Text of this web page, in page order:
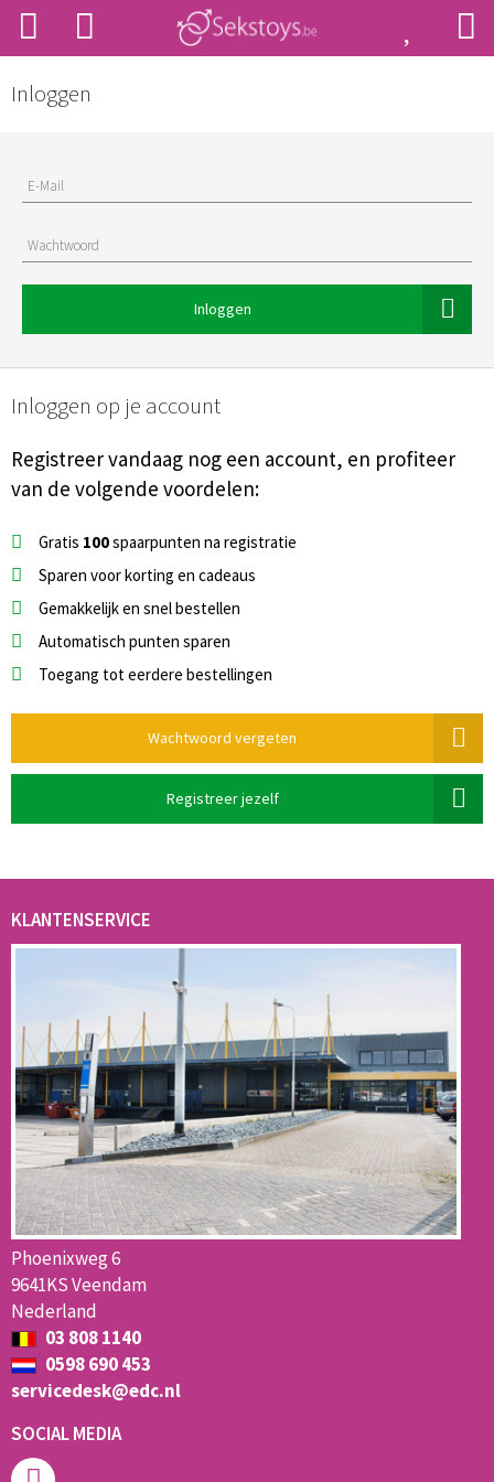
Inloggen
E-Mail
Wachtwoord
Inloggen
Inloggen op je account
Registreer vandaag nog een account, en profiteer
van de volgende voordelen:
Gratis 100spaarpunten na registratie
Sparen voor korting en cadeaus
Gemakkelijk en snel bestellen
Automatisch punten sparen
Toegang tot eerdere bestellingen
Wachtwoord vergeten
Registreer jezelf
KLANTENSERVICE
Phoenixweg 6
9641KS Veendam
Nederland
03 808 1140
0598 690 453
servicedesk@edc.nl
SOCIAL MEDIA